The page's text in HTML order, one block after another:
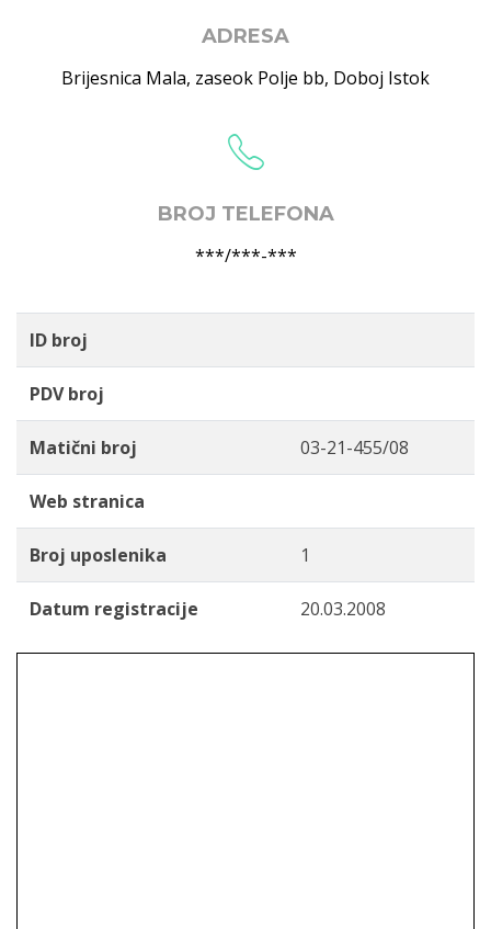
ADRESA
Brijesnica Mala, zaseok Polje bb, Doboj Istok
BROJ TELEFONA
***/***-***
ID broj
PDV broj
Matični broj 03-21-455/08
Web stranica
Broj uposlenika 1
Datum registracije 20.03.2008